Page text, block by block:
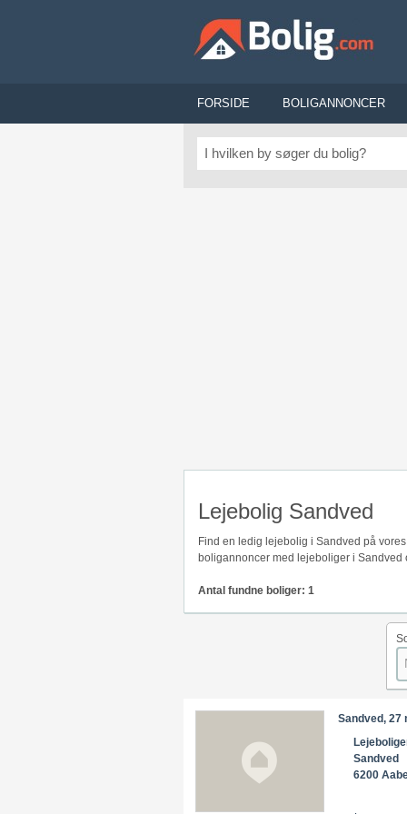
FORSIDE BOLIGANNONCER
Lejebolig Sandved
Find en ledig lejebolig i Sandved på
boligannoncer med lejeboliger i Sandved
Antal fundne boliger: 1
Sandved, 27
Sandved
6200